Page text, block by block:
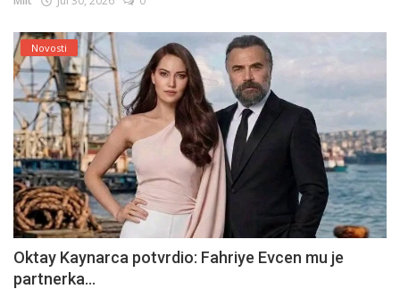
Novosti
Oktay Kaynarca potvrdio: Fahriye Evcen mu je
partnerka...